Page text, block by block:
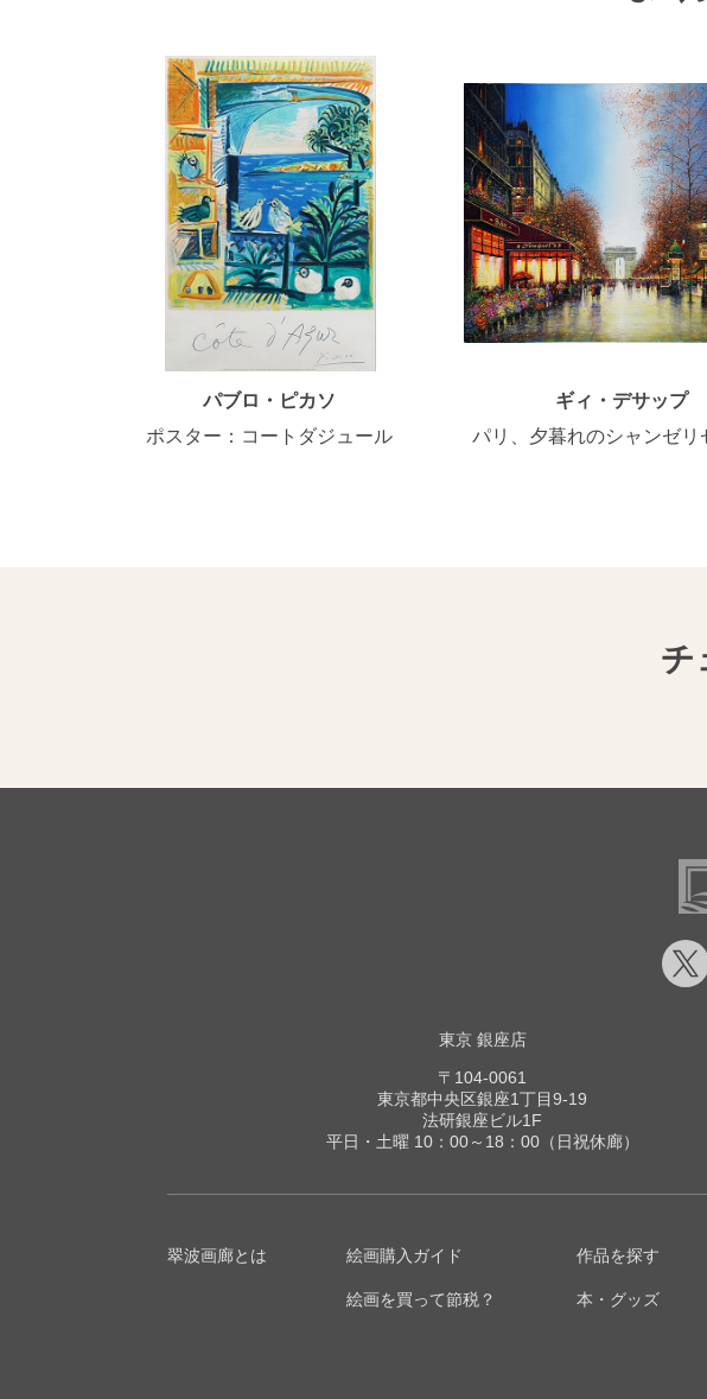
パブロ・ピカソ
ポスター：コートダジュール
ギィ・デサップ
パリ、夕暮れのシャンゼリ
チ
東京 銀座店
〒104-0061
東京都中央区銀座1丁目9-19
法研銀座ビル1F
平日・土曜 10：00～18：00（日祝休廊）
翠波画廊とは 絵画購入ガイド
絵画を買って節税？
作品を探す
本・グッズ